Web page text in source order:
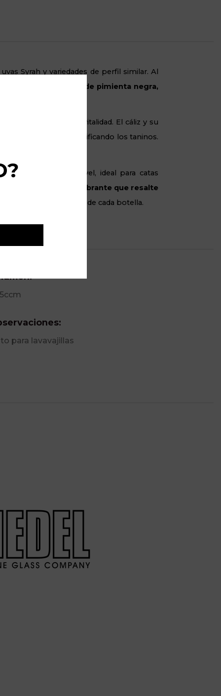
Syrah y variedades de perfil similar. Al
aromas de pimienta negra,
sin restarles vitalidad. El cáliz y su
la acidez y dulcificando los taninos.
de primer nivel, ideal para catas
una frescura vibrante que resalte
de inmediato el nivel de cada botella.
para lavavajillas